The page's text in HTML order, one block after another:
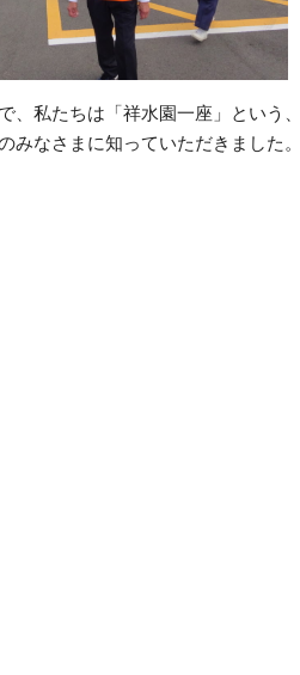
、私たちは「祥水園一座」という
みなさまに知っていただきました